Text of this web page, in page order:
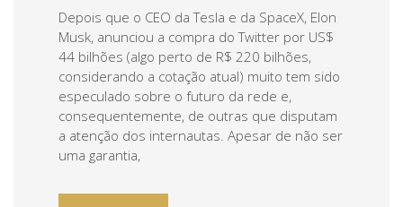
Depois que o CEO da Tesla e da SpaceX, Elon
Musk, anunciou a compra do Twitter por US$
44 bilhões (algo perto de R$ 220 bilhões,
considerando a cotação atual) muito tem sido
especulado sobre o futuro da rede e,
consequentemente, de outras que disputam
a atenção dos internautas. Apesar de não ser
uma garantia,